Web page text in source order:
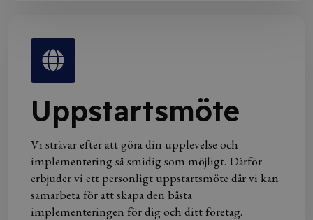
Uppstartsmöte
Vi strävar efter att göra din upplevelse och
implementering så smidig som möjligt. Därför
erbjuder vi ett personligt uppstartsmöte där vi kan
samarbeta för att skapa den bästa
implementeringen för dig och ditt företag.